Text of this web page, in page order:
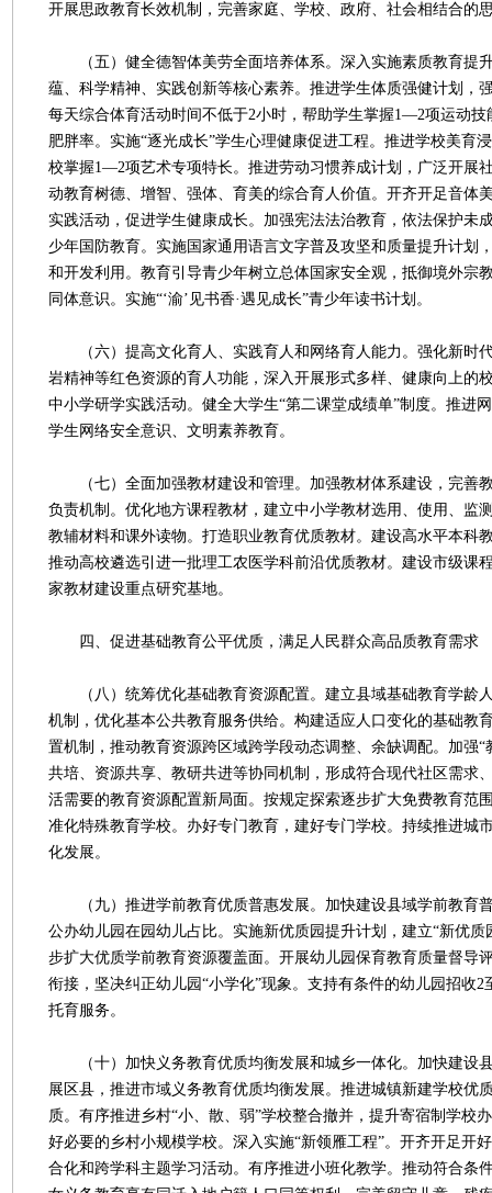
开展思政教育长效机制，完善家庭、学校、政府、社会相结合的
（五）健全德智体美劳全面培养体系。深入实施素质教育提
蕴、科学精神、实践创新等核心素养。推进学生体质强健计划，
每天综合体育活动时间不低于2小时，帮助学生掌握1—2项运动技
肥胖率。实施“逐光成长”学生心理健康促进工程。推进学校美育
校掌握1—2项艺术专项特长。推进劳动习惯养成计划，广泛开展
动教育树德、增智、强体、育美的综合育人价值。开齐开足音体
实践活动，促进学生健康成长。加强宪法法治教育，依法保护未
少年国防教育。实施国家通用语言文字普及攻坚和质量提升计划
和开发利用。教育引导青少年树立总体国家安全观，抵御境外宗
同体意识。实施“‘渝’见书香·遇见成长”青少年读书计划。
（六）提高文化育人、实践育人和网络育人能力。强化新时
岩精神等红色资源的育人功能，深入开展形式多样、健康向上的
中小学研学实践活动。健全大学生“第二课堂成绩单”制度。推进
学生网络安全意识、文明素养教育。
（七）全面加强教材建设和管理。加强教材体系建设，完善
负责机制。优化地方课程教材，建立中小学教材选用、使用、监
教辅材料和课外读物。打造职业教育优质教材。建设高水平本科
推动高校遴选引进一批理工农医学科前沿优质教材。建设市级课
家教材建设重点研究基地。
四、促进基础教育公平优质，满足人民群众高品质教育需求
（八）统筹优化基础教育资源配置。建立县域基础教育学龄
机制，优化基本公共教育服务供给。构建适应人口变化的基础教
置机制，推动教育资源跨区域跨学段动态调整、余缺调配。加强“
共培、资源共享、教研共进等协同机制，形成符合现代社区需求
活需要的教育资源配置新局面。按规定探索逐步扩大免费教育范
准化特殊教育学校。办好专门教育，建好专门学校。持续推进城
化发展。
（九）推进学前教育优质普惠发展。加快建设县域学前教育
公办幼儿园在园幼儿占比。实施新优质园提升计划，建立“新优质
步扩大优质学前教育资源覆盖面。开展幼儿园保育教育质量督导
衔接，坚决纠正幼儿园“小学化”现象。支持有条件的幼儿园招收2
托育服务。
（十）加快义务教育优质均衡发展和城乡一体化。加快建设
展区县，推进市域义务教育优质均衡发展。推进城镇新建学校优
质。有序推进乡村“小、散、弱”学校整合撤并，提升寄宿制学校
好必要的乡村小规模学校。深入实施“新领雁工程”。开齐开足开
合化和跨学科主题学习活动。有序推进小班化教学。推动符合条